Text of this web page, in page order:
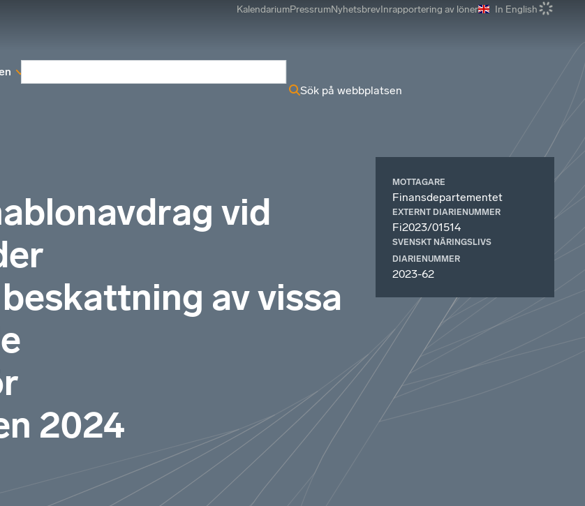
KalendariumPressrumNyhetsbrevInrapportering av löner In English
Sök på webbplatsen
vid
av vissa
2024
MOTTAGARE
Finansdepartementet
EXTERNT DIARIENUMMER
Fi2023/01514
SVENSKT NÄRINGSLIVS
DIARIENUMMER
2023-62